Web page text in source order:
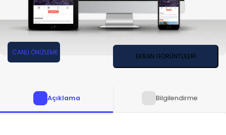
CANLI ÖNİZLEME EKRAN GÖRÜNTÜLERİ
Açıklama Bilgilendirme